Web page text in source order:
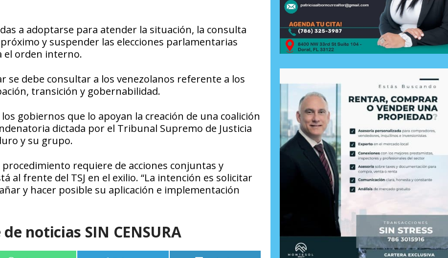
a adoptarse para atender la situación, la consulta
y suspender las elecciones parlamentarias
el orden interno.
se debe consultar a los venezolanos referente a los
transición y gobernabilidad.
gobiernos que lo apoyan la creación de una coalición
dictada por el Tribunal Supremo de Justicia
y su grupo.
requiere de acciones conjuntas y
al frente del TSJ en el exilio. “La intención es solicitar
y hacer posible su aplicación e implementación
noticias SIN CENSURA